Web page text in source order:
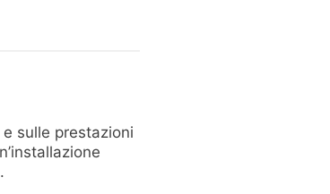
sulle prestazioni